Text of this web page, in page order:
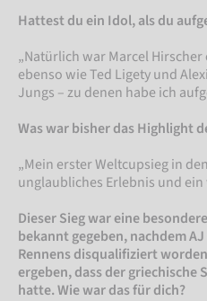
Hattest du ein Idol, als du
„Natürlich war Marcel
ebenso wie Ted Ligety und
Jungs – zu denen habe ich
Was war bisher das Highlight
„Mein erster Weltcupsieg in
unglaubliches Erlebnis und
Dieser Sieg war eine
bekannt gegeben, nachdem
Rennens disqualifiziert
ergeben, dass der
hatte. Wie war das für dich?